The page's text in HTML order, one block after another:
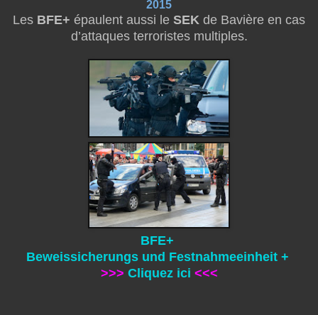
2015
Les BFE+ épaulent aussi le SEK de Bavière en cas
d’attaques terroristes multiples.
BFE+
Beweissicherungs und Festnahmeeinheit +
>>> Cliquez ici <<<